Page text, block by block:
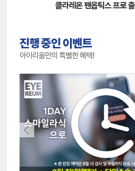
클라레온 팬옵틱스 프로 출시!
진행 중인 이벤트
아이리움만의 특별한 혜택!